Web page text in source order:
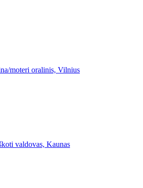
moteri oralinis, Vilnius
valdovas, Kaunas